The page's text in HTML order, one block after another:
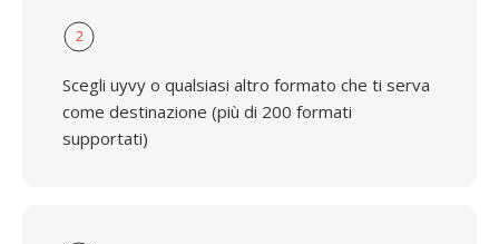
2
Scegli uyvy o qualsiasi altro formato che ti serva
come destinazione (più di 200 formati
supportati)